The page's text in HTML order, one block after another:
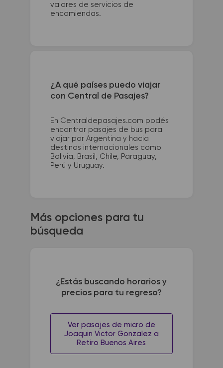
valores de servicios de
encomiendas.
¿A qué países puedo viajar
con Central de Pasajes?
En Centraldepasajes.com podés
encontrar pasajes de bus para
viajar por Argentina y hacia
destinos internacionales como
Bolivia, Brasil, Chile, Paraguay,
Perú y Uruguay.
Más opciones para tu
búsqueda
¿Estás buscando horarios y
precios para tu regreso?
Ver pasajes de micro de
Joaquin Victor Gonzalez a
Retiro Buenos Aires